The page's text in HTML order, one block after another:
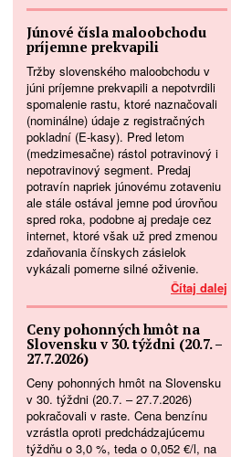
Júnové čísla maloobchodu
príjemne prekvapili
Tržby slovenského maloobchodu v
júni príjemne prekvapili a nepotvrdili
spomalenie rastu, ktoré naznačovali
(nominálne) údaje z registračných
pokladní (E-kasy). Pred letom
(medzimesačne) rástol potravinový i
nepotravinový segment. Predaj
potravín napriek júnovému zotaveniu
ale stále ostával jemne pod úrovňou
spred roka, podobne aj predaje cez
internet, ktoré však už pred zmenou
zdaňovania čínskych zásielok
vykázali pomerne silné oživenie.
Čítaj dalej
Ceny pohonných hmôt na
Slovensku v 30. týždni (20.7. –
27.7.2026)
Ceny pohonných hmôt na Slovensku
v 30. týždni (20.7. – 27.7.2026)
pokračovali v raste. Cena benzínu
vzrástla oproti predchádzajúcemu
týždňu o 3,0 %, teda o 0,052 €/l, na